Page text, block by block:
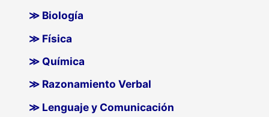
≫ Biología
≫ Física
≫ Química
≫ Razonamiento Verbal
≫ Lenguaje y Comunicación